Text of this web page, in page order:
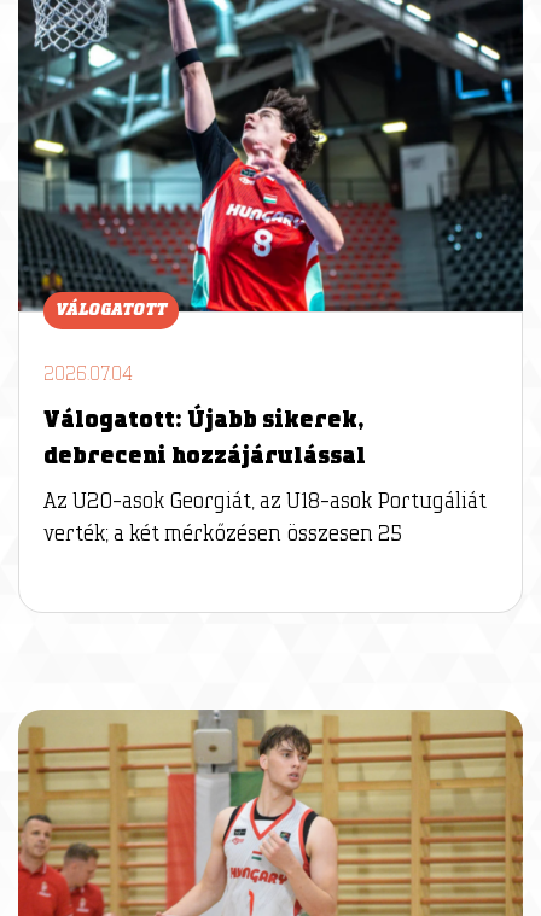
VÁLOGATOTT
2026.07.04
Válogatott: Újabb sikerek,
debreceni hozzájárulással
Az U20-asok Georgiát, az U18-asok Portugáliát
verték; a két mérkőzésen összesen 25